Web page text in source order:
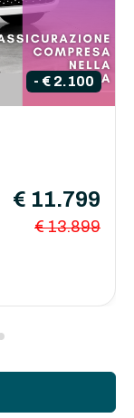
- € 2.100
€ 11.799
€ 13.899